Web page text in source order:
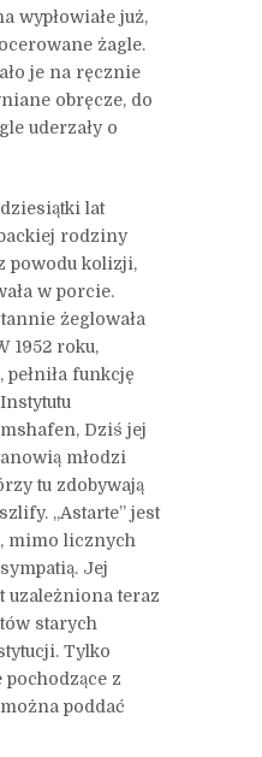
wypłowiałe już,
żagle.
je na ręcznie
obręcze, do
uderzały o
dziesiątki lat
rodziny
powodu kolizji,
w porcie.
żeglowała
1952 roku,
funkcję
Dziś jej
młodzi
tu zdobywają
„Astarte” jest
mimo licznych
Jej
uzależniona teraz
starych
Tylko
z
poddać